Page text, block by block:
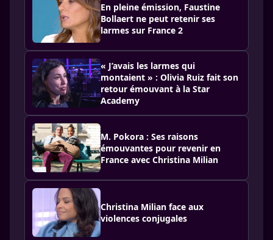
En pleine émission, Faustine
Bollaert ne peut retenir ses
larmes sur France 2
« J’avais les larmes qui
montaient » : Olivia Ruiz fait son
retour émouvant à la Star
Academy
M. Pokora : Ses raisons
émouvantes pour revenir en
France avec Christina Milian
Christina Milian face aux
violences conjugales